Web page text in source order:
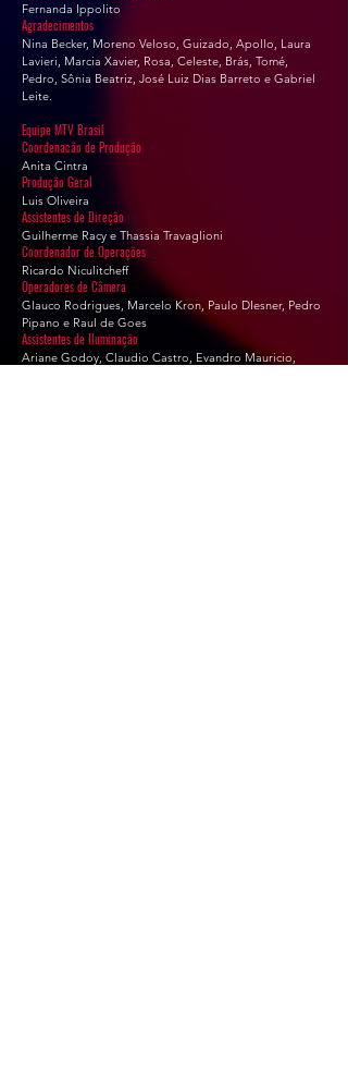
Fernanda Ippolito
Agradecimentos
Nina Becker, Moreno Veloso, Guizado, Apollo, Laura
Lavieri, Marcia Xavier, Rosa, Celeste, Brás, Tomé,
Pedro, Sônia Beatriz, José Luiz Dias Barreto e Gabriel
Leite.
Equipe MTV Brasil
Coordenacão de Produção
Anita Cintra
Produção Geral
Luis Oliveira
Assistentes de Direção
Guilherme Racy e Thassia Travaglioni
Coordenador de Operações
Ricardo Niculitcheff
Operadores de Câmera
Glauco Rodrigues, Marcelo Kron, Paulo DIesner, Pedro
Pipano e Raul de Goes
Assistentes de Iluminação
Ariane Godoy, Claudio Castro, Evandro Mauricio,